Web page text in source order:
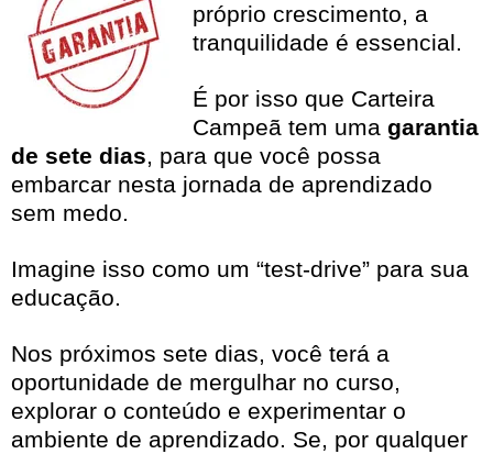
próprio crescimento, a
tranquilidade é essencial.
É por isso que Carteira
Campeã tem uma garantia
de sete dias, para que você possa
embarcar nesta jornada de aprendizado
sem medo.
Imagine isso como um “test-drive” para sua
educação.
Nos próximos sete dias, você terá a
oportunidade de mergulhar no curso,
explorar o conteúdo e experimentar o
ambiente de aprendizado. Se, por qualquer